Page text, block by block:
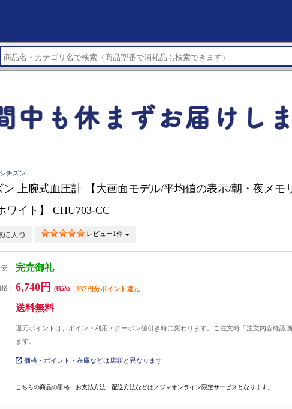
チズン
ン 上腕式血圧計 【大画面モデル/平均値の表示/朝・夜メモ
ワイト】 CHU703-CC
レビュー1件
： 完売御礼
： 6,740円 (税込) 337円分ポイント還元
送料無料
還元ポイントは、ポイント利用・クーポン値引き時に変わります。ご注文時「注文内容確認
ます。
価格・ポイント・在庫などは店頭と異なります
こちらの商品の価格・お支払方法・配送方法などはノジマオンライン限定サービスとなります。